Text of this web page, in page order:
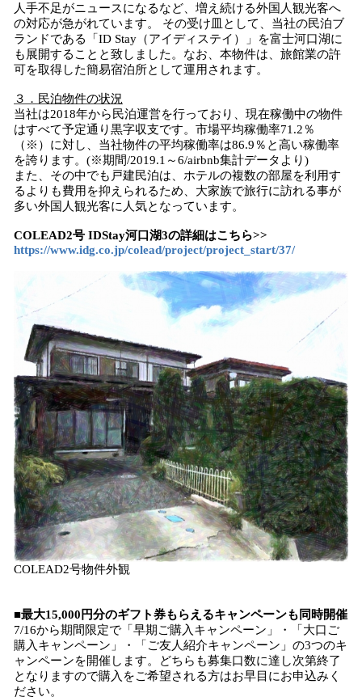
人手不足がニュースになるなど、増え続ける外国人観光客へ
の対応が急がれています。 その受け皿として、当社の民泊ブ
ランドである「ID Stay（アイディステイ）」を富士河口湖に
も展開することと致しました。なお、本物件は、旅館業の許
可を取得した簡易宿泊所として運用されます。
３．民泊物件の状況
当社は2018年から民泊運営を行っており、現在稼働中の物件
はすべて予定通り黒字収支です。市場平均稼働率71.2％
（※）に対し、当社物件の平均稼働率は86.9％と高い稼働率
を誇ります。(※期間/2019.1～6/airbnb集計データより)
また、その中でも戸建民泊は、ホテルの複数の部屋を利用す
るよりも費用を抑えられるため、大家族で旅行に訪れる事が
多い外国人観光客に人気となっています。
COLEAD2号 IDStay河口湖3の詳細はこちら>>
https://www.idg.co.jp/colead/project/project_start/37/
COLEAD2号物件外観
■最大15,000円分のギフト券もらえるキャンペーンも同時開催
7/16から期間限定で「早期ご購入キャンペーン」・「大口ご
購入キャンペーン」・「ご友人紹介キャンペーン」の3つのキ
ャンペーンを開催します。どちらも募集口数に達し次第終了
となりますので購入をご希望される方はお早目にお申込みく
ださい。